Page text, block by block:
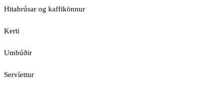
Hitabrúsar og kaffikönnur
Kerti
Umbúðir
Servíettur